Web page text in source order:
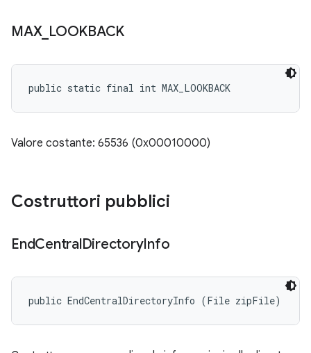
MAX_ LOOKBACK
public static final int MAX_LOOKBACK
Valore costante: 65536 (0x00010000)
Costruttori pubblici
EndCentralDirectoryInfo
public EndCentralDirectoryInfo (File zipFile)